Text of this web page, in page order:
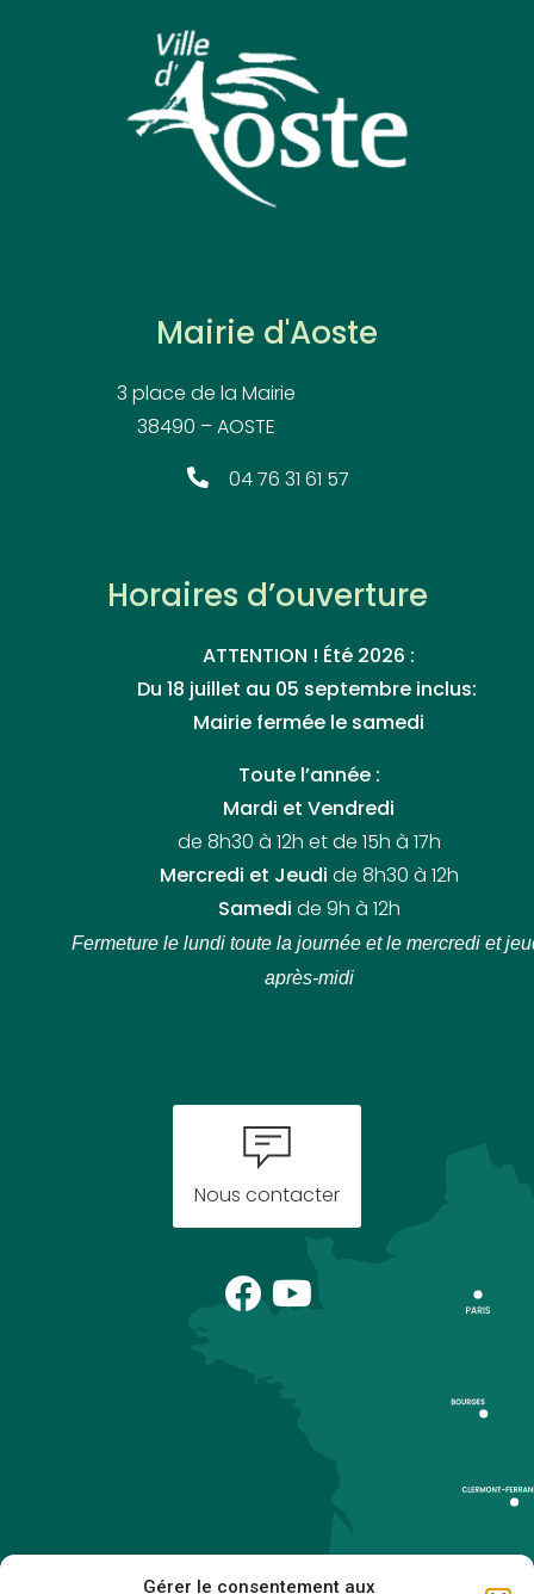
Gérer le consentement aux
Mairie d'Aoste
3 place de la Mairie
38490 – AOSTE
04 76 31 61 57
Horaires d’ouverture
ATTENTION ! Été 2026 :
Du 18 juillet au 05 septembre inclus:
Mairie fermée le samedi
Toute l’année :
Mardi et Vendredi
de 8h30 à 12h et de 15h à 17h
Mercredi et Jeudi de 8h30 à 12h
Samedi de 9h à 12h
Fermeture le lundi toute la journée et le mercredi et
après-midi
Nous contacter